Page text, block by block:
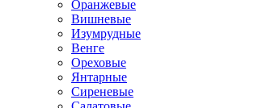
Оранжевые
Вишневые
Изумрудные
Венге
Ореховые
Янтарные
Сиреневые